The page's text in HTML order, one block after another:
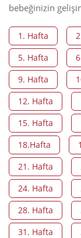
bebeğinizin
1. Hafta
5. Hafta
9. Hafta
12. Hafta
15. Hafta
18.Hafta
21. Hafta
24. Hafta
28. Hafta
31. Hafta